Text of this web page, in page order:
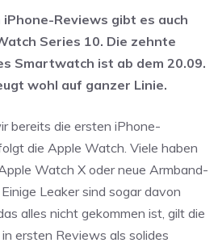
Reviews gibt es auch
Series 10. Die zehnte
Smartwatch ist ab dem 20.09.
wohl auf ganzer Linie.
bereits die ersten iPhone-
die Apple Watch. Viele haben
Watch X oder neue Armband-
Leaker sind sogar davon
alles nicht gekommen ist, gilt die
ersten Reviews als solides